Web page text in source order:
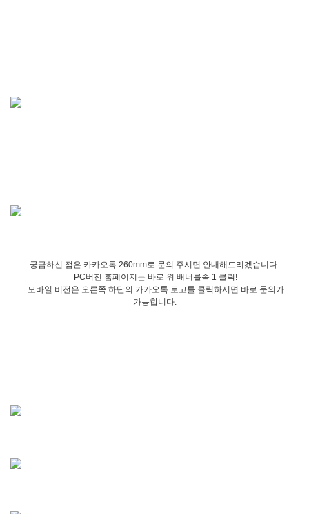
궁금하신 점은 카카오톡 260mm로 문의 주시면 안내해드리겠습니다.
PC버전 홈페이지는 바로 위 배너를속 1 클릭!
모바일 버전은 오른쪽 하단의 카카오톡 로고를 클릭하시면 바로 문의가
가능합니다.